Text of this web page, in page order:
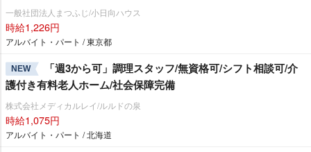
一般社団法人まつふじ/小日向ハウス
時給1,226円
アルバイト・パート / 東京都
NEW
「週3から可」調理スタッフ/無資格可/シフト相談可/介
護付き有料老人ホーム/社会保障完備
株式会社メディカルレイ/ルルドの泉
時給1,075円
アルバイト・パート / 北海道